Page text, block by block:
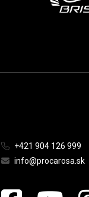
+421 904 126 999
info@procarosa.sk